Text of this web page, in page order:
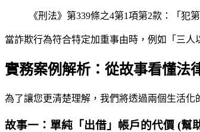
《刑法》第339條之4第1項第2款：「
當詐欺行為符合特定加重事由時，例如「三
實務案例解析：從故事看懂法
為了讓您更清楚理解，我們將透過兩個生活化
故事一：單純「出借」帳戶的代價 (幫